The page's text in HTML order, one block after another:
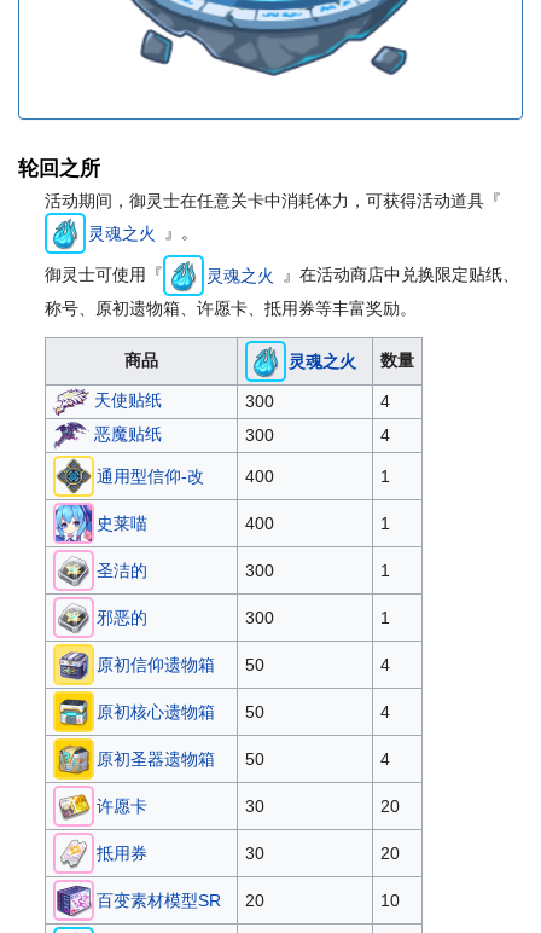
轮回之所
活动期间，御灵士在任意关卡中消耗体力，可获得活动道具『
灵魂之火
』。
御灵士可使用『 灵魂之火
』在活动商店中兑换限定贴纸、
称号、原初遗物箱、许愿卡、抵用券等丰富奖励。
商品 灵魂之火 数量
天使贴纸 300
4
恶魔贴纸
300 4
通用型信仰-改 400 1
史莱喵 400 1
圣洁的 300 1
邪恶的 300 1
原初信仰遗物箱 50 4
原初核心遗物箱 50 4
原初圣器遗物箱 50 4
许愿卡 30 20
抵用券 30 20
百变素材模型SR 20 10